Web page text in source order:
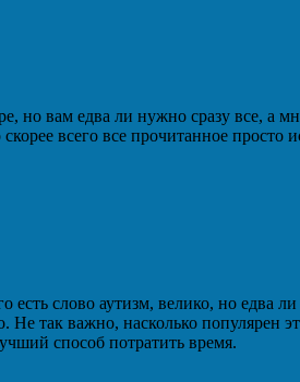
вам едва ли нужно сразу все, а
всего все прочитанное
слово аутизм, велико, но едва ли
так важно, насколько популярен
способ потратить время.